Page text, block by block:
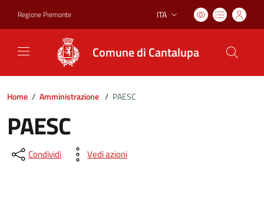
Regione Piemonte Lingua attiva:
ITA
Comune di Cantalupa
Home / Amministrazione / PAESC
PAESC
Condividi Vedi azioni